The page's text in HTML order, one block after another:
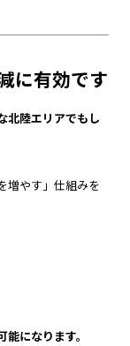
に有効です
北陸エリアでもし
増やす」仕組みを
になります。